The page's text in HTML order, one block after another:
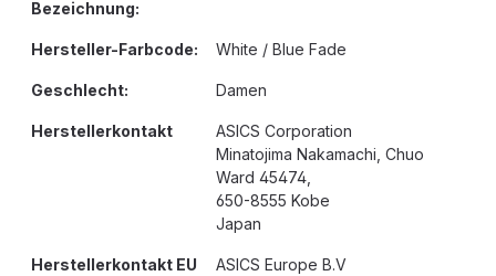
Bezeichnung:
Hersteller-Farbcode: White / Blue Fade
Geschlecht: Damen
Herstellerkontakt
ASICS Corporation
Minatojima Nakamachi, Chuo
Ward 45474,
650-8555 Kobe
Japan
Herstellerkontakt EU
ASICS Europe B.V